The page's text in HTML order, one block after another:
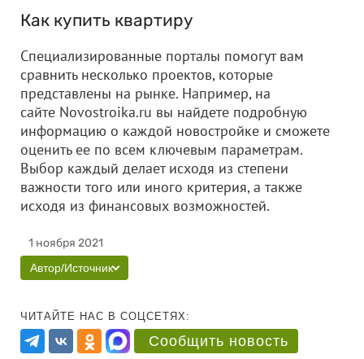
Как купить квартиру
Специализированные порталы помогут вам
сравнить несколько проектов, которые
представлены на рынке. Например, на
сайте Novostroika.ru вы найдете подробную
информацию о каждой новостройке и сможете
оценить ее по всем ключевым параметрам.
Выбор каждый делает исходя из степени
важности того или иного критерия, а также
исходя из финансовых возможностей.
1 ноября 2021
Автор/Источник
ЧИТАЙТЕ НАС В СОЦСЕТЯХ:
Сообщить новость